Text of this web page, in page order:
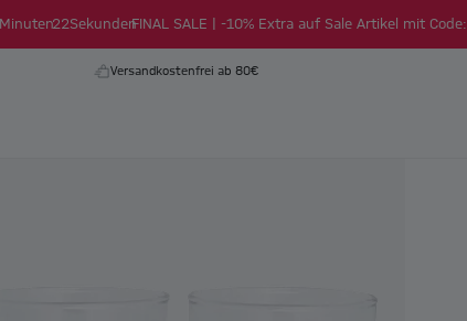
Minuten22SekundenFINAL SALE | -10% Extra auf Sale Artikel mit Code:
Versandkostenfrei ab 80€